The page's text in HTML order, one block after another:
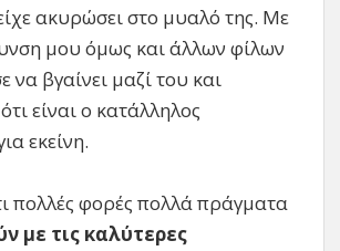
ακυρώσει στο μυαλό της. Με
μου όμως και άλλων φίλων
να βγαίνει μαζί του και
είναι ο κατάλληλος
εκείνη.
πολλές φορές πολλά πράγματα
με τις καλύτερες